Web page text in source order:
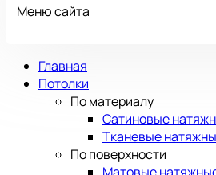
Меню сайта
Главная
Потолки
По материалу
Сатиновые
Тканевые
По поверхности